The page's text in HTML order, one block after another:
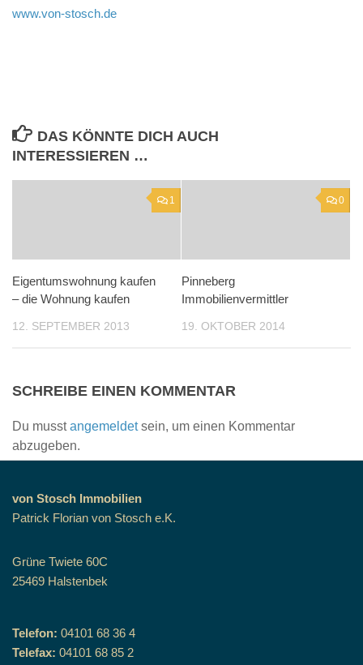
www.von-stosch.de
DAS KÖNNTE DICH AUCH
INTERESSIEREN …
1
Eigentumswohnung kaufen
– die Wohnung kaufen
12. SEPTEMBER 2013
0
Pinneberg
Immobilienvermittler
19. OKTOBER 2014
SCHREIBE EINEN KOMMENTAR
Du musstangemeldetsein, um einen Kommentar
abzugeben.
von Stosch Immobilien
Patrick Florian von Stosch e.K.
Grüne Twiete 60C
25469 Halstenbek
Telefon: 04101 68 36 4
Telefax: 04101 68 85 2